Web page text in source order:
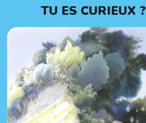
TU ES CURIEUX ?